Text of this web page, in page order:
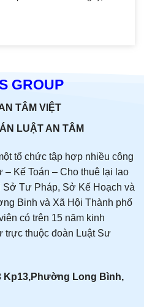
GROUP
TÂM VIỆT
LUẬT AN TÂM
tổ chức tập hợp nhiều công
– Kế Toán – Cho thuê lại lao
Tư Pháp, Sở Kế Hoạch và
Binh và Xã Hội Thành phố
có trên 15 năm kinh
trực thuộc đoàn Luật Sư
Kp13,Phường Long Bình,